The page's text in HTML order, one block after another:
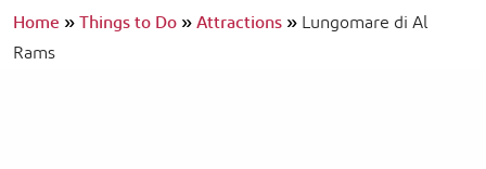
Home»Things to Do»Attractions»Lungomare di Al
Rams